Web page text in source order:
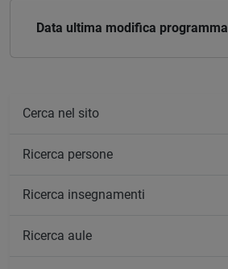
Data ultima modifica programma
Cerca nel sito
Ricerca persone
Ricerca insegnamenti
Ricerca aule